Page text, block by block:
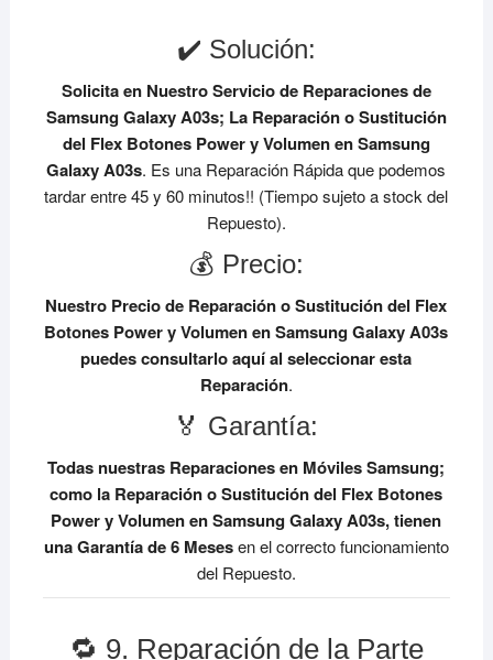
✔️ Solución:
Solicita en Nuestro Servicio de Reparaciones de
Samsung Galaxy A03s; La Reparación o Sustitución
del Flex Botones Power y Volumen en Samsung
Galaxy A03s. Es una Reparación Rápida que podemos
tardar entre 45 y 60 minutos!! (Tiempo sujeto a stock del
Repuesto).
💰 Precio:
Nuestro Precio de Reparación o Sustitución del Flex
Botones Power y Volumen en Samsung Galaxy A03s
puedes consultarlo aquí al seleccionar esta
Reparación.
🏅 Garantía:
Todas nuestras Reparaciones en Móviles Samsung;
como la Reparación o Sustitución del Flex Botones
Power y Volumen en Samsung Galaxy A03s, tienen
una Garantía de 6 Mesesen el correcto funcionamiento
del Repuesto.
🔁 9. Reparación de la Parte